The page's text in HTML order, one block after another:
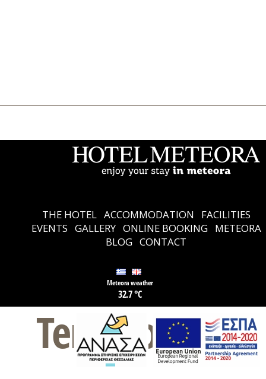
THE HOTEL ACCOMMODATION
FACILITIES
EVENTS GALLERY ONLINE BOOKING METEORA
BLOG CONTACT
Meteora weather
32.7 °C
Terms of use